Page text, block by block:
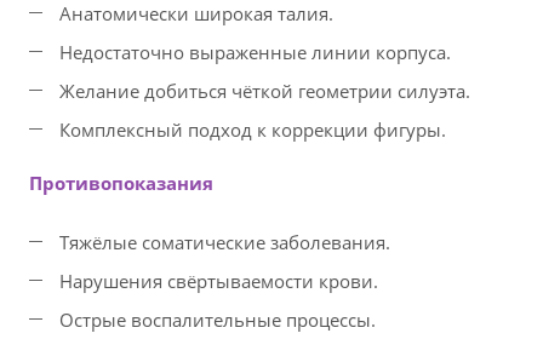
Анатомически широкая талия.
Недостаточно выраженные линии корпуса.
Желание добиться чёткой геометрии силуэта.
Комплексный подход к коррекции фигуры.
Противопоказания
Тяжёлые соматические заболевания.
Нарушения свёртываемости крови.
Острые воспалительные процессы.